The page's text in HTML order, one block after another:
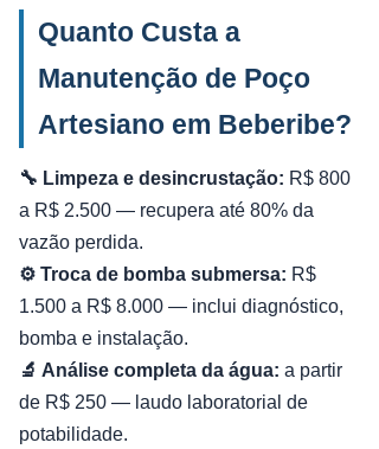
Quanto Custa a
Manutenção de Poço
Artesiano em Beberibe?
🔧 Limpeza e desincrustação: R$ 800
a R$ 2.500 — recupera até 80% da
vazão perdida.
⚙️ Troca de bomba submersa: R$
1.500 a R$ 8.000 — inclui diagnóstico,
bomba e instalação.
🔬 Análise completa da água: a partir
de R$ 250 — laudo laboratorial de
potabilidade.